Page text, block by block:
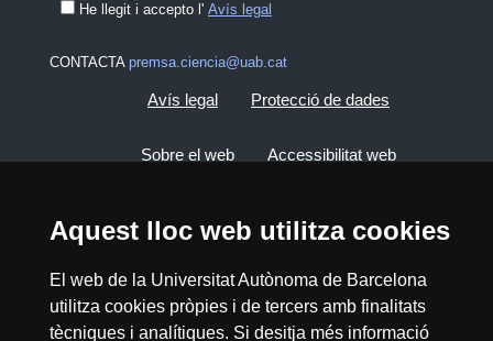
Aquest lloc web utilitza cookies
El web de la Universitat Autònoma de Barcelona
utilitza cookies pròpies i de tercers amb finalitats
tècniques i analítiques. Si desitja més informació
He llegit i accepto l' Avís legal
CONTACTA premsa.ciencia@uab.cat
Avís legal Protecció de dades
Sobre el web Accessibilitat web
2026 Divulga UAB - Creative Commons
Reconeixement - No Comercial (CC BY NC) -
ISSN: 2014-6388